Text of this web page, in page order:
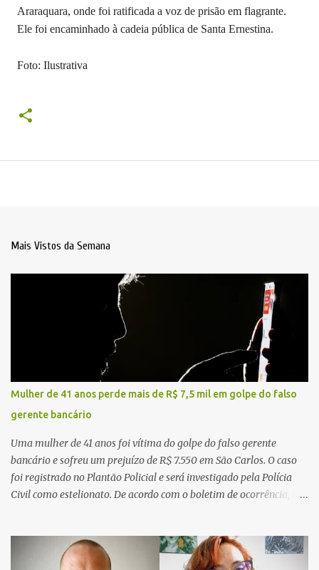
Araraquara, onde foi ratificada a voz de prisão em flagrante.
Ele foi encaminhado à cadeia pública de Santa Ernestina.
Foto: Ilustrativa
Mais Vistos da Semana
Mulher de 41 anos perde mais de R$ 7,5 mil em golpe do falso
gerente bancário
Uma mulher de 41 anos foi vítima do golpe do falso gerente
bancário e sofreu um prejuízo de R$ 7.550 em São Carlos. O caso
foi registrado no Plantão Policial e será investigado pela Polícia
Civil como estelionato. De acordo com o boletim de ocorrência, a
suspeito alegou que seria necessário atualizar o cadastro da conta
e passou a orientar a vítima sobre os procedimentos que deveriam